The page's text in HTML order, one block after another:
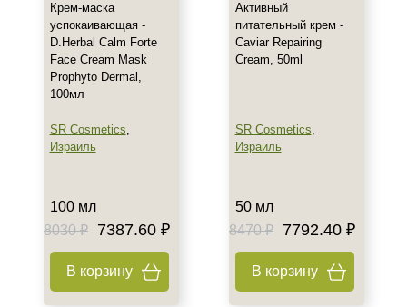
Крем-маска
успокаивающая -
D.Herbal Calm Forte
Face Cream Mask
Prophyto Dermal,
100мл
SR Cosmetics,
Израиль
100 мл
8030 ₽
7387.60 ₽
В корзину
Активный
питательный крем -
Caviar Repairing
Cream, 50ml
SR Cosmetics,
Израиль
50 мл
8470 ₽
7792.40 ₽
В корзину
+7 (495) 640-58-89
+7 (929) 933-09-89